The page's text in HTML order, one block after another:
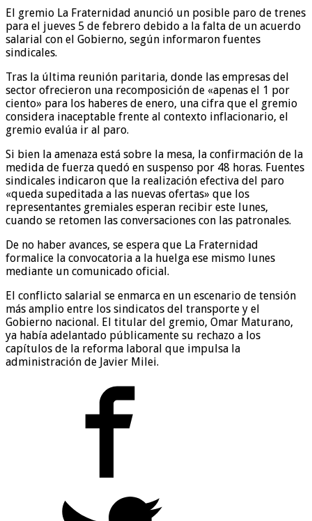
El gremio La Fraternidad anunció un posible paro de trenes
para el jueves 5 de febrero debido a la falta de un acuerdo
salarial con el Gobierno, según informaron fuentes
sindicales.
Tras la última reunión paritaria, donde las empresas del
sector ofrecieron una recomposición de «apenas el 1 por
ciento» para los haberes de enero, una cifra que el gremio
considera inaceptable frente al contexto inflacionario, el
gremio evalúa ir al paro.
Si bien la amenaza está sobre la mesa, la confirmación de la
medida de fuerza quedó en suspenso por 48 horas. Fuentes
sindicales indicaron que la realización efectiva del paro
«queda supeditada a las nuevas ofertas» que los
representantes gremiales esperan recibir este lunes,
cuando se retomen las conversaciones con las patronales.
De no haber avances, se espera que La Fraternidad
formalice la convocatoria a la huelga ese mismo lunes
mediante un comunicado oficial.
El conflicto salarial se enmarca en un escenario de tensión
más amplio entre los sindicatos del transporte y el
Gobierno nacional. El titular del gremio, Omar Maturano,
ya había adelantado públicamente su rechazo a los
capítulos de la reforma laboral que impulsa la
administración de Javier Milei.